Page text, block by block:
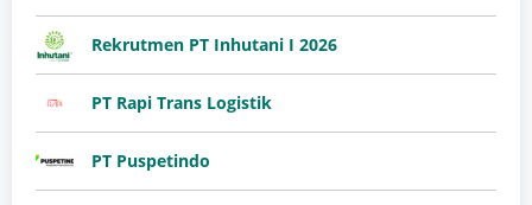
Rekrutmen PT Inhutani I 2026
PT Rapi Trans Logistik
PT Puspetindo